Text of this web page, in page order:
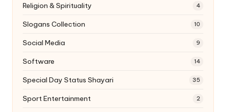
Religion & Spirituality 4
Slogans Collection 10
Social Media 9
Software 14
Special Day Status Shayari 35
Sport Entertainment 2